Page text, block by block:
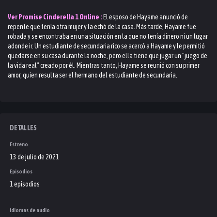
Ver Promise Cinderella 1Online : El esposo de Hayame anunció de
repente que tenía otra mujer y la echó de la casa. Más tarde, Hayame fue
robada y se encontraba en una situación en la que no tenía dinero ni un lugar
adonde ir. Un estudiante de secundaria rico se acercó a Hayame y le permitió
quedarse en su casa durante la noche, pero ella tiene que jugar un "juego de
la vida real" creado por él. Mientras tanto, Hayame se reunió con su primer
amor, quien resulta ser el hermano del estudiante de secundaria.
DETALLES
Estreno
13 de julio de 2021
Episodios
1 episodios
Idiomas de audio